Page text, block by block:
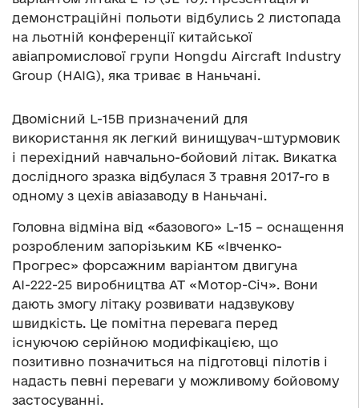
демонстраційні польоти відбулись 2 листопада
на льотній конференції китайської
авіапромислової групи Hongdu Aircraft Industry
Group (HAIG), яка триває в Наньчані.
Двомісний L-15B призначений для
використання як легкий винищувач-штурмовик
і перехідний навчально-бойовий літак. Викатка
дослідного зразка відбулася 3 травня 2017-го в
одному з цехів авіазаводу в Наньчані.
Головна відміна від «базового» L-15 – оснащення
розробленим запорізьким КБ «Івченко-
Прогрес» форсажним варіантом двигуна
АІ-222-25 виробництва АТ «Мотор-Січ». Вони
дають змогу літаку розвивати надзвукову
швидкість. Це помітна перевага перед
існуючою серійною модифікацією, що
позитивно позначиться на підготовці пілотів і
надасть певні переваги у можливому бойовому
застосуванні.